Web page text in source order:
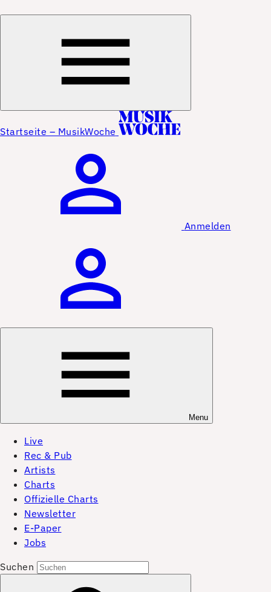
Startseite – MusikWoche
Anmelden
Menu
Live
Rec & Pub
Artists
Charts
Offizielle Charts
Newsletter
E-Paper
Jobs
Suchen